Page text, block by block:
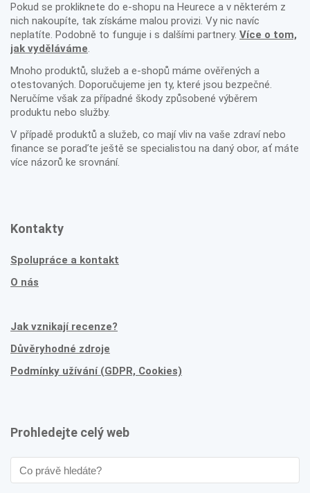
Pokud se prokliknete do e-shopu na Heurece a v některém z
nich nakoupíte, tak získáme malou provizi. Vy nic navíc
neplatíte. Podobně to funguje i s dalšími partnery. Více o tom,
jak vyděláváme.
Mnoho produktů, služeb a e-shopů máme ověřených a
otestovaných. Doporučujeme jen ty, které jsou bezpečné.
Neručíme však za případné škody způsobené výběrem
produktu nebo služby.
V případě produktů a služeb, co mají vliv na vaše zdraví nebo
finance se poraďte ještě se specialistou na daný obor, ať máte
více názorů ke srovnání.
Kontakty
Spolupráce a kontakt
O nás
Jak vznikají recenze?
Důvěryhodné zdroje
Podmínky užívání (GDPR, Cookies)
Prohledejte celý web